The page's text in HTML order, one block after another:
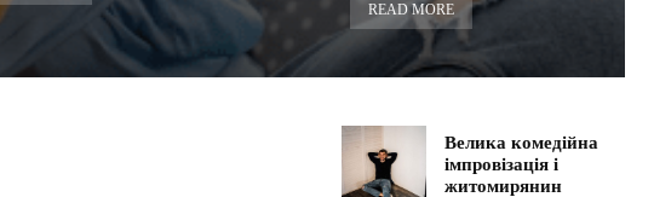
READ MORE
Велика комедійна
імпровізація і
житомирянин